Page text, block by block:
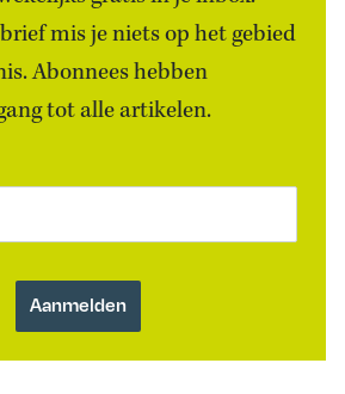
mis je niets op het gebied
Abonnees hebben
tot alle artikelen.